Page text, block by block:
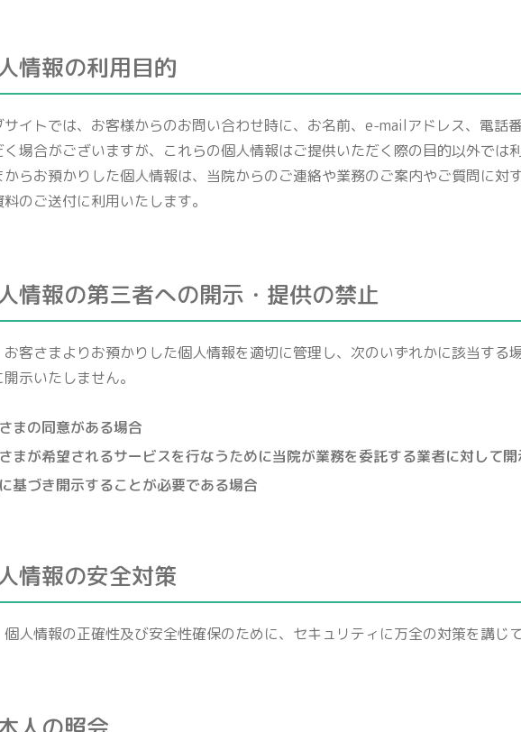
情報の利用目的
サイトでは、お客様からのお問い合わせ時に、お名前、e-mailアドレス、電話
場合がございますが、これらの個人情報はご提供いただく際の目的以外では
からお預かりした個人情報は、当院からのご連絡や業務のご案内やご質問に対
のご送付に利用いたします。
情報の第三者への開示・提供の禁止
お客さまよりお預かりした個人情報を適切に管理し、次のいずれかに該当する
示いたしません。
まの同意がある場合
まが希望されるサービスを行なうために当院が業務を委託する業者に対して
基づき開示することが必要である場合
情報の安全対策
個人情報の正確性及び安全性確保のために、セキュリティに万全の対策を講じて